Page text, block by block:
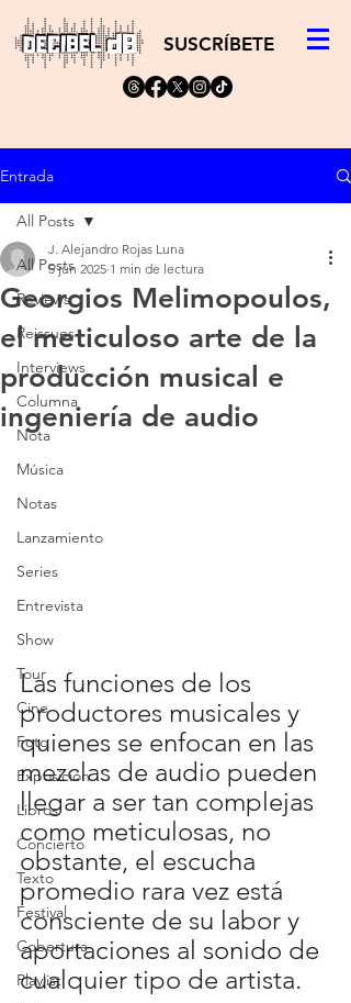
SUSCRÍBETE
Entrada
All Posts
Reviews
Reissues
Interviews
Columna
Nota
Música
Notas
Lanzamiento
Series
Entrevista
Show
Tour
Cine
Foto
Exposición
Libros
Concierto
Texto
Festival
Cobertura
Playlist
All Posts
Georgios Melimopoulos,
el meticuloso arte de la
producción musical e
ingeniería de audio
J. Alejandro Rojas Luna
5 jun 2025 1 min de lectura
Las funciones de los
productores musicales y
quienes se enfocan en las
mezclas de audio pueden
llegar a ser tan complejas
como meticulosas, no
obstante, el escucha
promedio rara vez está
consciente de su labor y
aportaciones al sonido de
cualquier tipo de artista.